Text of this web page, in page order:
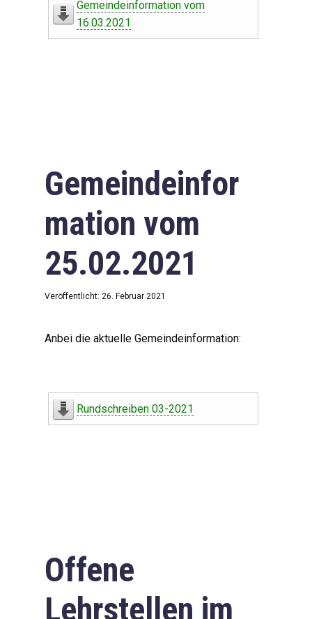
Leben in Oberdorf
Downloads
Impressum
Datenschutzerklärung
Gemeindeinformation vom
16.03.2021
Gemeindeinfor
mation vom
25.02.2021
Veröffentlicht: 26. Februar 2021
Anbei die aktuelle Gemeindeinformation:
Rundschreiben 03-2021
Offene
Lehrstellen im